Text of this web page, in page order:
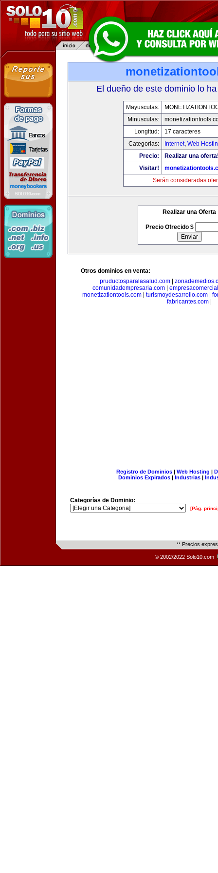
El dueño de este dominio lo
Mayusculas:
Minusculas:
Longitud:
17 caracteres
Categorias:
Internet, Web
Precio:
Realizar una
Visitar!
Serán consideradas
Realizar una Oferta
Precio Ofrecido $
Otros dominios en venta:
pruductosparalasalud.com|
comunidadempresaria.com
monetizationtools.com| turismoydesarrollo.com|
fabricantes.com
Registro de Dominios| Web Hosting |
Dominios Expirados | Industrias |
Categorías de Dominio:
[Pág.
** Precios
© 2002/2022 Solo10.com